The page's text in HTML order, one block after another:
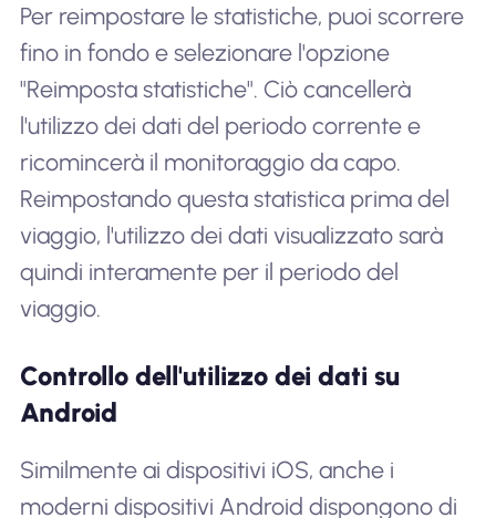
Per reimpostare le statistiche, puoi scorrere
fino in fondo e selezionare l'opzione
"Reimposta statistiche". Ciò cancellerà
l'utilizzo dei dati del periodo corrente e
ricomincerà il monitoraggio da capo.
Reimpostando questa statistica prima del
viaggio, l'utilizzo dei dati visualizzato sarà
quindi interamente per il periodo del
viaggio.
Controllo dell'utilizzo dei dati su
Android
Similmente ai dispositivi iOS, anche i
moderni dispositivi Android dispongono di